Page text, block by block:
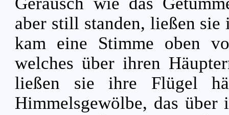
aber still standen, ließen
kam eine Stimme oben
welches über ihren
ließen sie ihre Flügel
Himmelsgewölbe, das über